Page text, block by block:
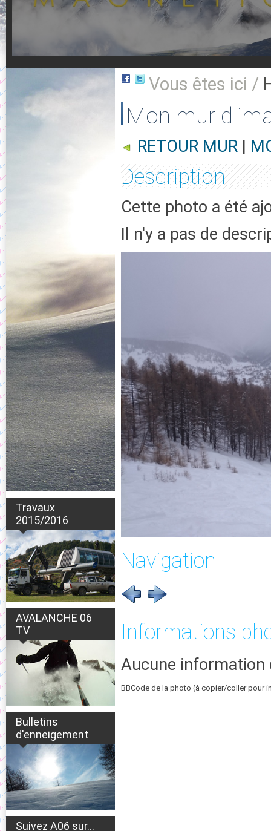
Travaux
2015/2016
AVALANCHE 06
TV
Bulletins
d'enneigement
Suivez A06 sur...
Vous êtes ici /
Mon mur
RETOUR MUR |
Description
Cette photo a été
Il n'y a pas de
Navigation
Informations
Aucune information
BBCode de la photo (à copier/coller pour